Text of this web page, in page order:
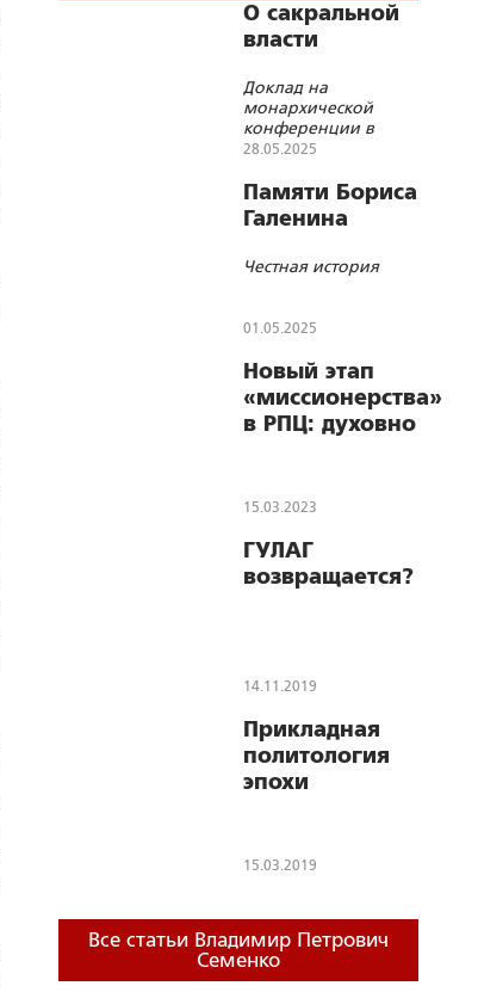
О сакральной
власти
Доклад на
монархической
конференции в
Суздале
28.05.2025
Памяти Бориса
Галенина
Честная история
01.05.2025
Новый этап
«миссионерства»
в РПЦ: духовно
работает с
15.03.2023
ГУЛАГ
возвращается?
14.11.2019
Прикладная
политология
эпохи
15.03.2019
Все статьи Владимир Петрович
Семенко